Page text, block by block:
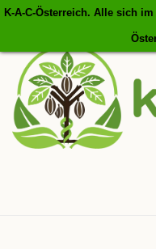
K-A-C-Österreich. Alle sich